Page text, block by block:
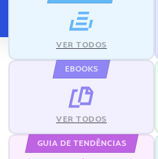
VER TODOS
EBOOKS
VER TODOS
GUIA DE TENDÊNCIAS